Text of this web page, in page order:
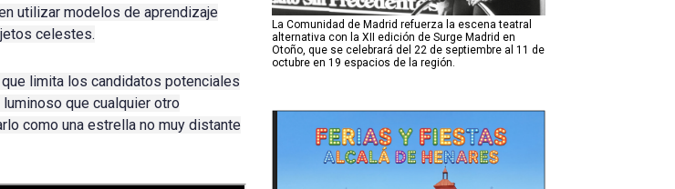
utilizar modelos de aprendizaje
celestes.
limita los candidatos potenciales
que cualquier otro
como una estrella no muy distante
La Comunidad de Madrid refuerza la escena teatral
alternativa con la XII edición de Surge Madrid en
Otoño, que se celebrará del 22 de septiembre al 11 de
octubre en 19 espacios de la región.